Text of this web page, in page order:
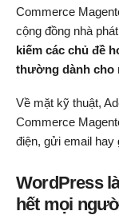
Commerce
cộng đồng nhà
kiếm các chủ đề
thường dành cho
Về mặt kỹ thuật,
Commerce
điện, gửi email
WordPress
hết mọi